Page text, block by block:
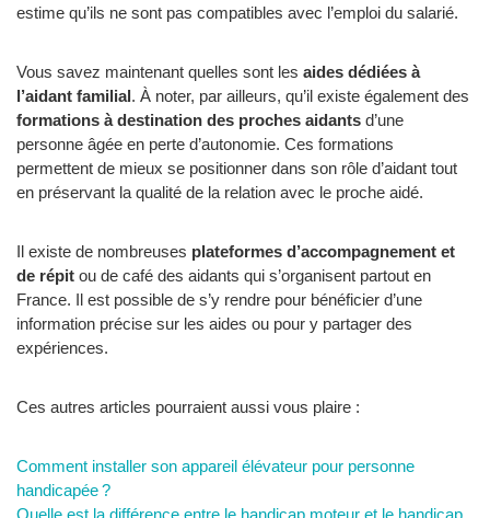
estime qu’ils ne sont pas compatibles avec l’emploi du salarié.
Vous savez maintenant quelles sont les aides dédiées à
l’aidant familial. À noter, par ailleurs, qu’il existe également des
formations à destination des proches aidants d’une
personne âgée en perte d’autonomie. Ces formations
permettent de mieux se positionner dans son rôle d’aidant tout
en préservant la qualité de la relation avec le proche aidé.
Il existe de nombreuses plateformes d’accompagnement et
de répit ou de café des aidants qui s’organisent partout en
France. Il est possible de s’y rendre pour bénéficier d’une
information précise sur les aides ou pour y partager des
expériences.
Ces autres articles pourraient aussi vous plaire :
Comment installer son appareil élévateur pour personne
handicapée ?